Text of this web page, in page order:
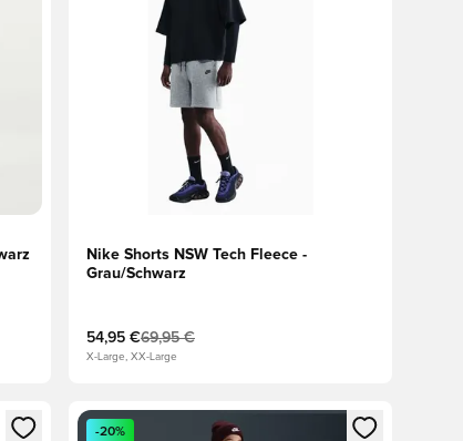
Nike Shorts NSW Tech Fleece -
Grau/Schwarz
54,95 €69,95 €
X-Large, XX-Large
oder Registrieren als Mitglied
Öffnet ein neues Fenster zum Anmelden oder
-20%